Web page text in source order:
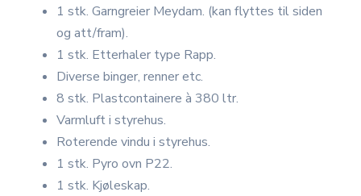
1 stk. Garngreier Meydam. (kan flyttes til siden
og att/fram).
1 stk. Etterhaler type Rapp.
Diverse binger, renner etc.
8 stk. Plastcontainere à 380 ltr.
Varmluft i styrehus.
Roterende vindu i styrehus.
1 stk. Pyro ovn P22.
1 stk. Kjøleskap.